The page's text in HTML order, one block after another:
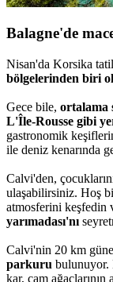
Balagne'de
Nisan'da Korsika
bölgelerinden biri
Gece bile, ortalama
L'Île-Rousse gibi
gastronomik
ile deniz kenarında
Calvi'den,
ulaşabilirsiniz. Hoş
atmosferini keşfedin
yarımadası'nı
Calvi'nin 20 km
parkuru bulunuyor.
kar, çam